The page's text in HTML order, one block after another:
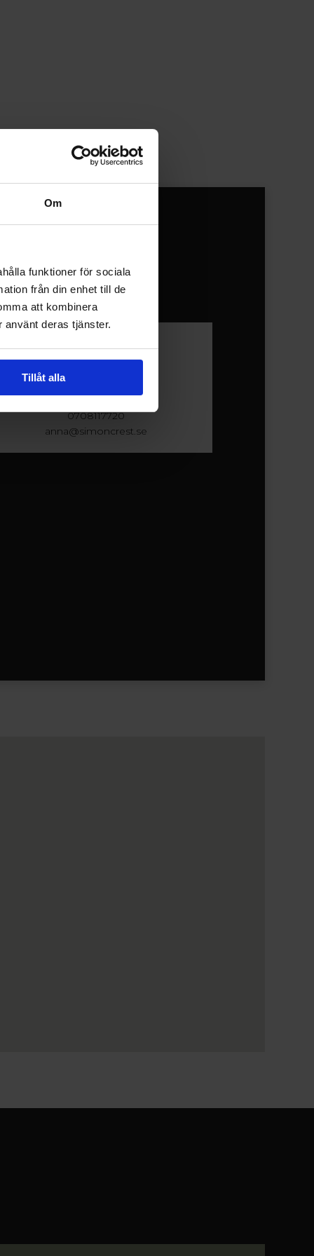
Om
funktioner för sociala
från din enhet till de
att kombinera
använt deras tjänster.
Tillåt alla
REG. FASTIGHETSMÄKLARE
0708117720
anna@simoncrest.se